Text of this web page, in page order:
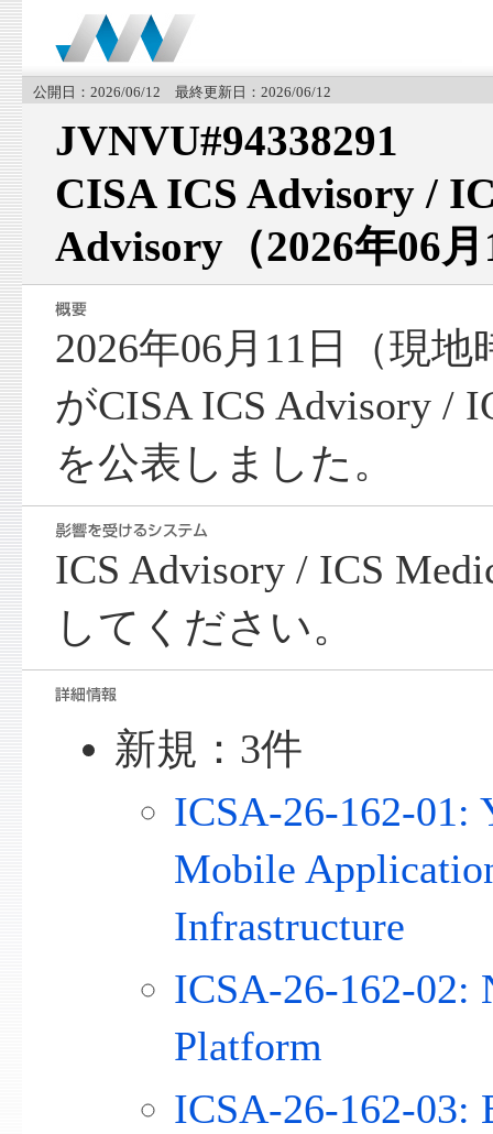
公開日：2026/06/12 最終更新日：2026/06/12
JVNVU#94338291
CISA ICS Advisory /
Advisory（2026年06
2026年06月11日（現
がCISA ICS Advisory /
を公表しました。
ICS Advisory / ICS
してください。
新規：3件
ICSA-26-162-01:
Mobile
Infrastructure
ICSA-26-162-02:
Platform
ICSA-26-162-03: